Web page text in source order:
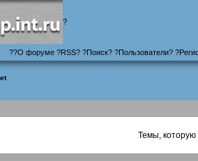
?
??О форуме?RSS? ?Поиск? ?Пользователи? ?
Темы, которую